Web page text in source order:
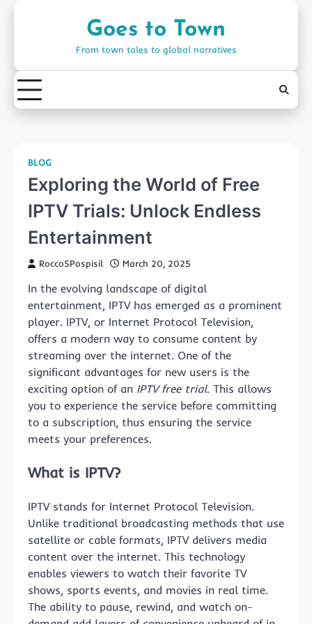
Goes to Town
From town tales to global narratives
BLOG
Exploring the World of Free
IPTV Trials: Unlock Endless
Entertainment
RoccoSPospisil March 20, 2025
In the evolving landscape of digital
entertainment, IPTV has emerged as a prominent
player. IPTV, or Internet Protocol Television,
offers a modern way to consume content by
streaming over the internet. One of the
significant advantages for new users is the
exciting option of an IPTV free trial. This allows
you to experience the service before committing
to a subscription, thus ensuring the service
meets your preferences.
What is IPTV?
IPTV stands for Internet Protocol Television.
Unlike traditional broadcasting methods that use
satellite or cable formats, IPTV delivers media
content over the internet. This technology
enables viewers to watch their favorite TV
shows, sports events, and movies in real time.
The ability to pause, rewind, and watch on-